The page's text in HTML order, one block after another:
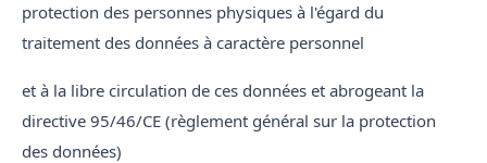
protection des personnes physiques à l'égard du
traitement des données à caractère personnel
et à la libre circulation de ces données et abrogeant la
directive 95/46/CE (règlement général sur la protection
des données)